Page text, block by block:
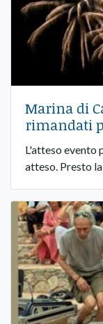
Marina di
rimandati
L'atteso evento
atteso. Presto